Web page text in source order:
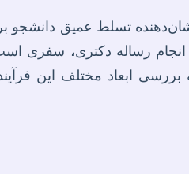
تسلط عمیق دانشجو
رساله دکتری، سفری
ابعاد مختلف این